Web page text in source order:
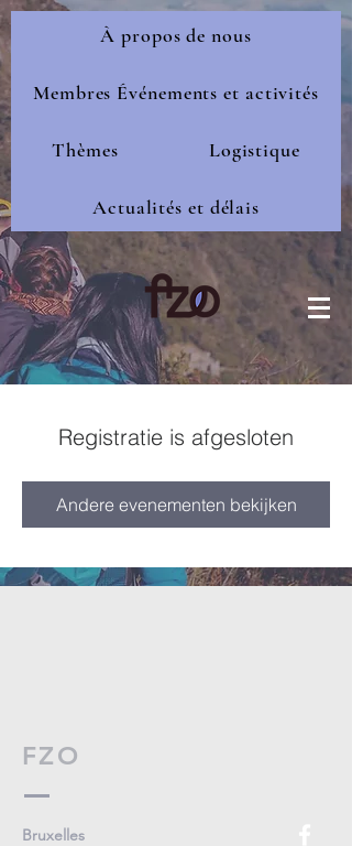
À propos de nous
Membres Événements et activités
Thèmes Logistique
Actualités et délais
Registratie is afgesloten
Andere evenementen bekijken
FZO
Bruxelles